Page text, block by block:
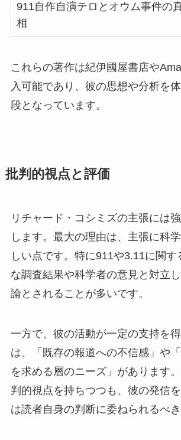
911自作自演テロとオウム事件の
相
これらの著作は紀伊國屋書店や
入可能であり、彼の思想や分析を
段となっています。
批判的視点と評価
リチャード・コシミズの主張には
します。最大の理由は、主張に科
しい点です。特に911や3.11に関す
な調査結果や科学者の意見と対立
論とされることが多いです。
一方で、彼の活動が一定の支持を
は、「既存の報道への不信感」や
を求める層のニーズ」があります
判的視点を持ちつつも、彼の発信
は読者自身の判断に委ねられるべき